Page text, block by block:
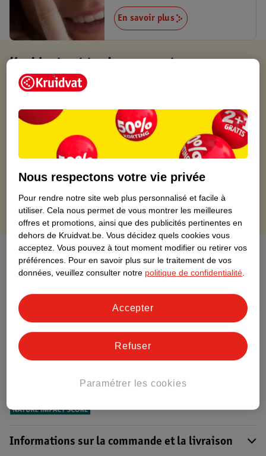
inconvénients.
En savoir plus
Kruidvat est toujours avantageux
Retirez votre commande gratuitement dans un magasin,
Commandé avant 22h en semaine, livré le lendemain
Livraison à domicile gratuite à partir de 50 euros ou
livraison gratuite sur divers produits promotionnels
Retours gratuits dans un délai de 30 jours
Points gratuits avec ta carte Kruidvat
À propos de ce produit
Informations relatives au produit
Informations figurant sur l'étiquette
Nature Impact Score
Impact Score".
Informations sur la commande et la livraison
Nous respectons votre vie privée
Pour rendre notre site web plus personnalisé et facile à
utiliser. Cela nous permet de vous montrer les meilleures
offres et promotions, ainsi que des publicités pertinentes en
dehors de Kruidvat.be. Vous décidez quels cookies vous
acceptez. Vous pouvez à tout moment modifier ou retirer vos
préférences. Pour en savoir plus sur le traitement de vos
données, veuillez consulter notre politique de confidentialité.
Paramétrer les cookies
Refuser
Accepter